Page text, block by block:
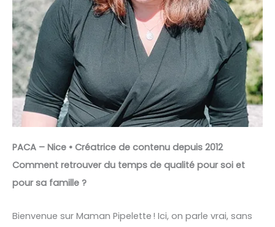
PACA – Nice • Créatrice de contenu depuis 2012
Comment retrouver du temps de qualité pour soi et
pour sa famille ?
Bienvenue sur Maman Pipelette ! Ici, on parle vrai, sans